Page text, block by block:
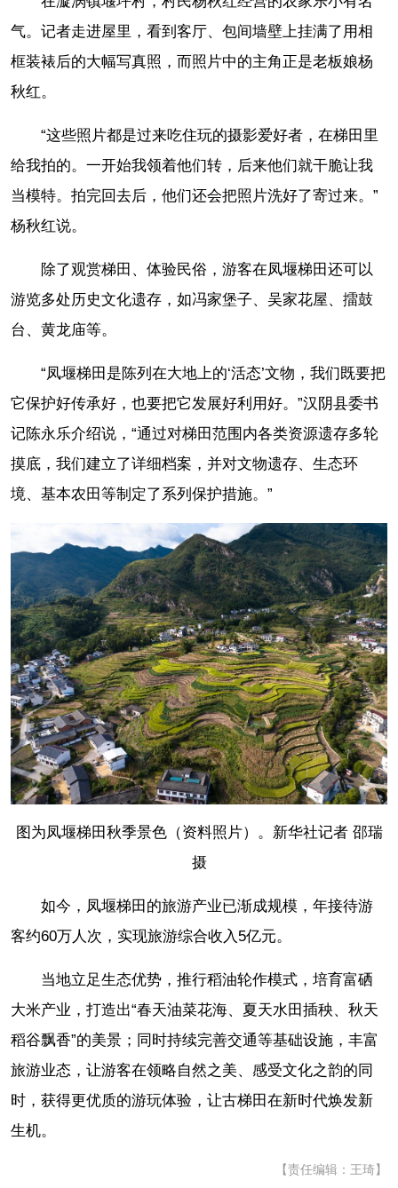
气。记者走进屋里，看到客厅、包间墙壁上挂满了用相
框装裱后的大幅写真照，而照片中的主角正是老板娘杨
秋红。
“这些照片都是过来吃住玩的摄影爱好者，在梯田里
给我拍的。一开始我领着他们转，后来他们就干脆让我
当模特。拍完回去后，他们还会把照片洗好了寄过来。”
杨秋红说。
除了观赏梯田、体验民俗，游客在凤堰梯田还可以
游览多处历史文化遗存，如冯家堡子、吴家花屋、擂鼓
台、黄龙庙等。
“凤堰梯田是陈列在大地上的‘活态’文物，我们既要把
它保护好传承好，也要把它发展好利用好。”汉阴县委书
记陈永乐介绍说，“通过对梯田范围内各类资源遗存多轮
摸底，我们建立了详细档案，并对文物遗存、生态环
境、基本农田等制定了系列保护措施。”
图为凤堰梯田秋季景色（资料照片）。新华社记者 邵瑞
摄
如今，凤堰梯田的旅游产业已渐成规模，年接待游
客约60万人次，实现旅游综合收入5亿元。
当地立足生态优势，推行稻油轮作模式，培育富硒
大米产业，打造出“春天油菜花海、夏天水田插秧、秋天
稻谷飘香”的美景；同时持续完善交通等基础设施，丰富
旅游业态，让游客在领略自然之美、感受文化之韵的同
时，获得更优质的游玩体验，让古梯田在新时代焕发新
生机。
【责任编辑：王琦】